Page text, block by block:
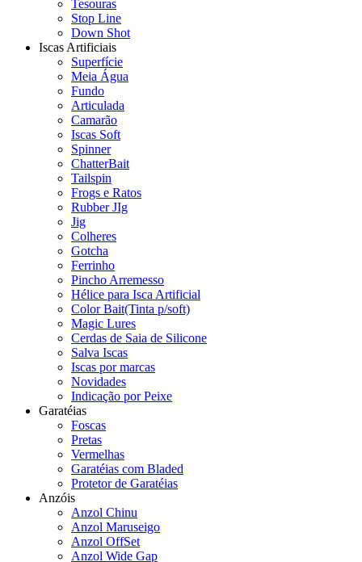
Tesouras
Stop Line
Down Shot
Iscas Artificiais
Superfície
Meia Água
Fundo
Articulada
Camarão
Iscas Soft
Spinner
ChatterBait
Tailspin
Frogs e Ratos
Rubber JIg
Jig
Colheres
Gotcha
Ferrinho
Pincho Arremesso
Hélice para Isca Artificial
Color Bait(Tinta p/soft)
Magic Lures
Cerdas de Saia de Silicone
Salva Iscas
Iscas por marcas
Novidades
Indicação por Peixe
Garatéias
Foscas
Pretas
Vermelhas
Garatéias com Bladed
Protetor de Garatéias
Anzóis
Anzol Chinu
Anzol Maruseigo
Anzol OffSet
Anzol Wide Gap